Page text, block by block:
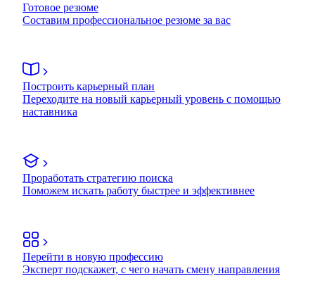
Готовое резюме
Составим профессиональное резюме за вас
Построить карьерный план
Переходите на новый карьерный уровень с помощью
наставника
Проработать стратегию поиска
Поможем искать работу быстрее и эффективнее
Перейти в новую профессию
Эксперт подскажет, с чего начать смену направления